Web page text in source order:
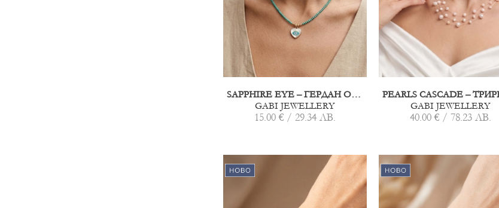
SAPPHIRE EYE – ГЕРДАН ОТ ЕСТЕСТВЕН ТЮРКОАЗ
GABI JEWELLERY
15.00 € / 29.34 ЛВ.
GABI JEWELLERY
40.00 € / 78.23 ЛВ.